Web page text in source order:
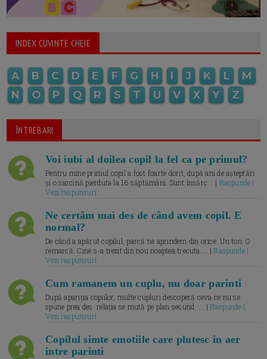
INDEX CUVINTE CHEIE
A B C D E F G H I J K L
M
N
O P Q R S T U V X Y Z
ÎNTREBARI
Voi iubi al doilea copil la fel ca pe primul?
Pentru mine primul copil a fost foarte dorit, după ani de așteptări
și o sarcină pierduta la 16 săptămâni. Sunt însărc... | Raspunde |
Vezi raspunsuri
Ne certăm mai des de când avem copil. E
normal?
De când a apărut copilul, parcă ne aprindem din orice. Un ton. O
remarcă. Cine s-a trezit din nou noaptea trecuta.... |Raspunde |
Vezi raspunsuri
Cum ramanem un cuplu, nu doar parinti
După apariția copiilor, multe cupluri descoperă ceva ce nu se
spune prea des: relația se mută pe plan secund. ... |Raspunde |
Vezi raspunsuri
Copilul simte emotiile care plutesc in aer
intre parinti